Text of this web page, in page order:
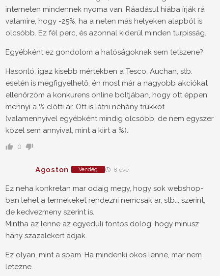
interneten mindennek nyoma van. Ráadásul hiába írják rá
valamire, hogy -25%, ha a neten más helyeken alapból is
olcsóbb. Ez fél perc, és azonnal kiderül minden turpisság.
Egyébként ez gondolom a hatóságoknak sem tetszene?
Hasonló, igaz kisebb mértékben a Tesco, Auchan, stb.
esetén is megfigyelhető, én most már a nagyobb akciókat
ellenőrzöm a konkurens online boltjában, hogy ott éppen
mennyi a % előtti ár. Ott is látni néhány trükköt
(valamennyivel egyébként mindig olcsóbb, de nem egyszer
közel sem annyival, mint a kiírt a %).
0
Agoston Vendég 8 éve
Ez neha konkretan mar odaig megy, hogy sok webshop-
ban lehet a termekeket rendezni nemcsak ar, stb... szerint,
de kedvezmeny szerint is.
Mintha az lenne az egyeduli fontos dolog, hogy minusz
hany szazalekert adjak.
Ez olyan, mint a spam. Ha mindenki okos lenne, mar nem
letezne.